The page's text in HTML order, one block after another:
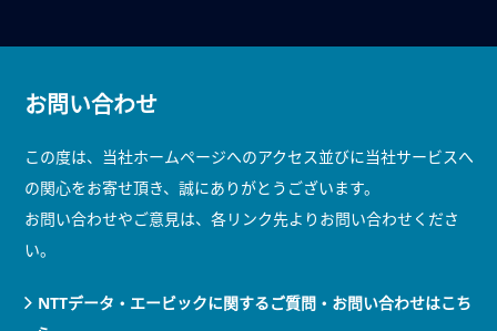
お問い合わせ
この度は、当社ホームページへのアクセス並びに当社サービスへ
の関心をお寄せ頂き、誠にありがとうございます。
お問い合わせやご意見は、各リンク先よりお問い合わせくださ
い。
NTTデータ・エービックに関するご質問・お問い合わせはこち